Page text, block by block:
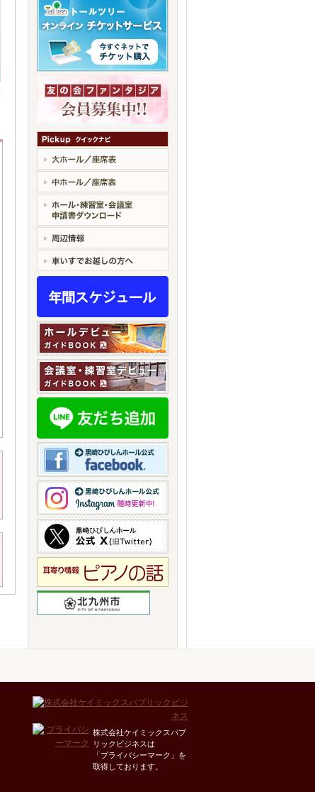
株式会社ケイミックスパブ
リックビジネスは
「プライバシーマーク」を
取得しております。